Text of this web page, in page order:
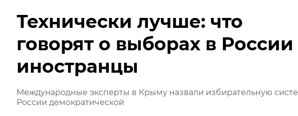
Технически лучше: что
говорят о выборах в России
иностранцы
Международные эксперты в Крыму назвали избирательную
России демократической